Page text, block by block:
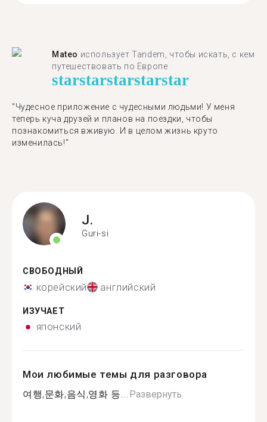
Mateo использует Tandem, чтобы искать, с кем
путешествовать по Европе
starstarstarstarstar
"Чудесное приложение с чудесными людьми! У меня
теперь куча друзей и планов на поездки, чтобы
познакомиться вживую. И в целом жизнь круто
изменилась!"
J.
Guri-si
СВОБОДНЫЙ
корейский английский
ИЗУЧАЕТ
японский
Мои любимые темы для разговора
여행,문화,음식,영화 등...Развернуть